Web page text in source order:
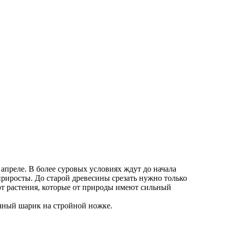
В более суровых условиях ждут до начала
До старой древесины срезать нужно только
растения, которые от природы имеют сильный
шарик на стройной ножке.